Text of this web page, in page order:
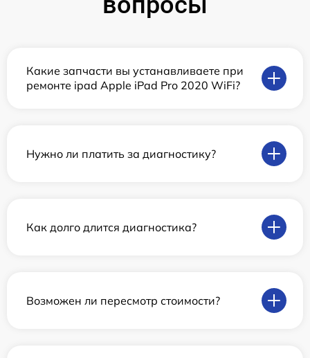
Какие запчасти вы устанавливаете при
ремонте ipad Apple iPad Pro 2020 WiFi?
Нужно ли платить за диагностику?
Как долго длится диагностика?
Возможен ли пересмотр стоимости?